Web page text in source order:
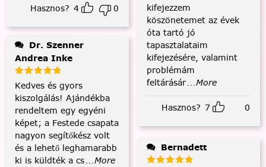
Hasznos? 4 0
Andrea Inke
Kedves és gyors
kiszolgálás! Ajándékba
rendeltem egy egyéni
képet; a Festede csapata
nagyon segítőkész volt
és a lehető leghamarabb
ki is küldték a cs...More
kifejezzem
köszönetemet az évek
óta tartó jó
tapasztalataim
kifejezésére, valamint
problémám
feltárásár...More
Hasznos? 7 0
Bernadett